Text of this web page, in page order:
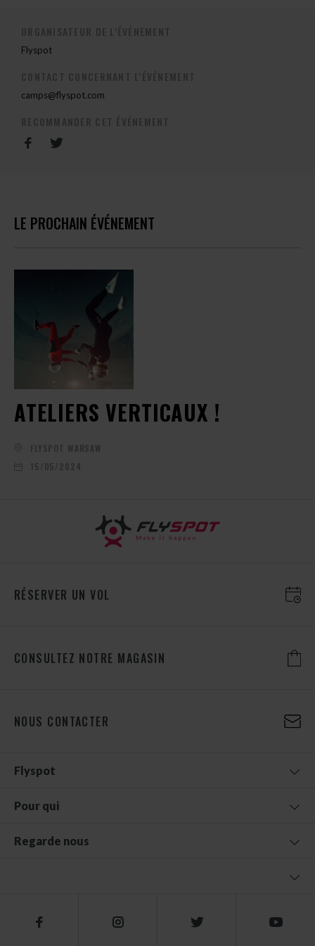
Flyspot
camps@flyspot.com
LE PROCHAIN ÉVÉNEMENT
ATELIERS VERTICAUX !
FLYSPOT WARSAW
15/05/2024
RÉSERVER UN VOL
CONSULTEZ NOTRE MAGASIN
NOUS CONTACTER
Flyspot
Pour qui
Regarde nous